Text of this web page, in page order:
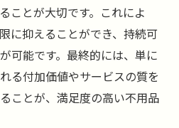
ことが大切です。これによ
に抑えることができ、持続可
可能です。最終的には、単に
る付加価値やサービスの質を
ことが、満足度の高い不用品